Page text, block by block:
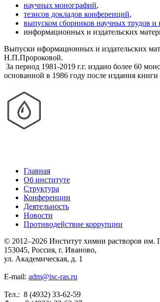
научных монографий,
тезисов докладов конференций,
выпуском сборников научных трудов
информационных и издательских
Выпуски нформационных и издательских
Н.П.Пророковой.
За период 1981-2019 г.г. издано более 60
основанной в 1986 году после издания
Главная
Об институте
Структура
Конференции
Деятельность
Новости
Противодействие коррупции
© 2012–2026 Институт химии растворов им.
153045, Россия, г. Иваново,
ул. Академическая, д. 1
E-mail: adm@isc-ras.ru
Тел.: 8 (4932) 33-62-59